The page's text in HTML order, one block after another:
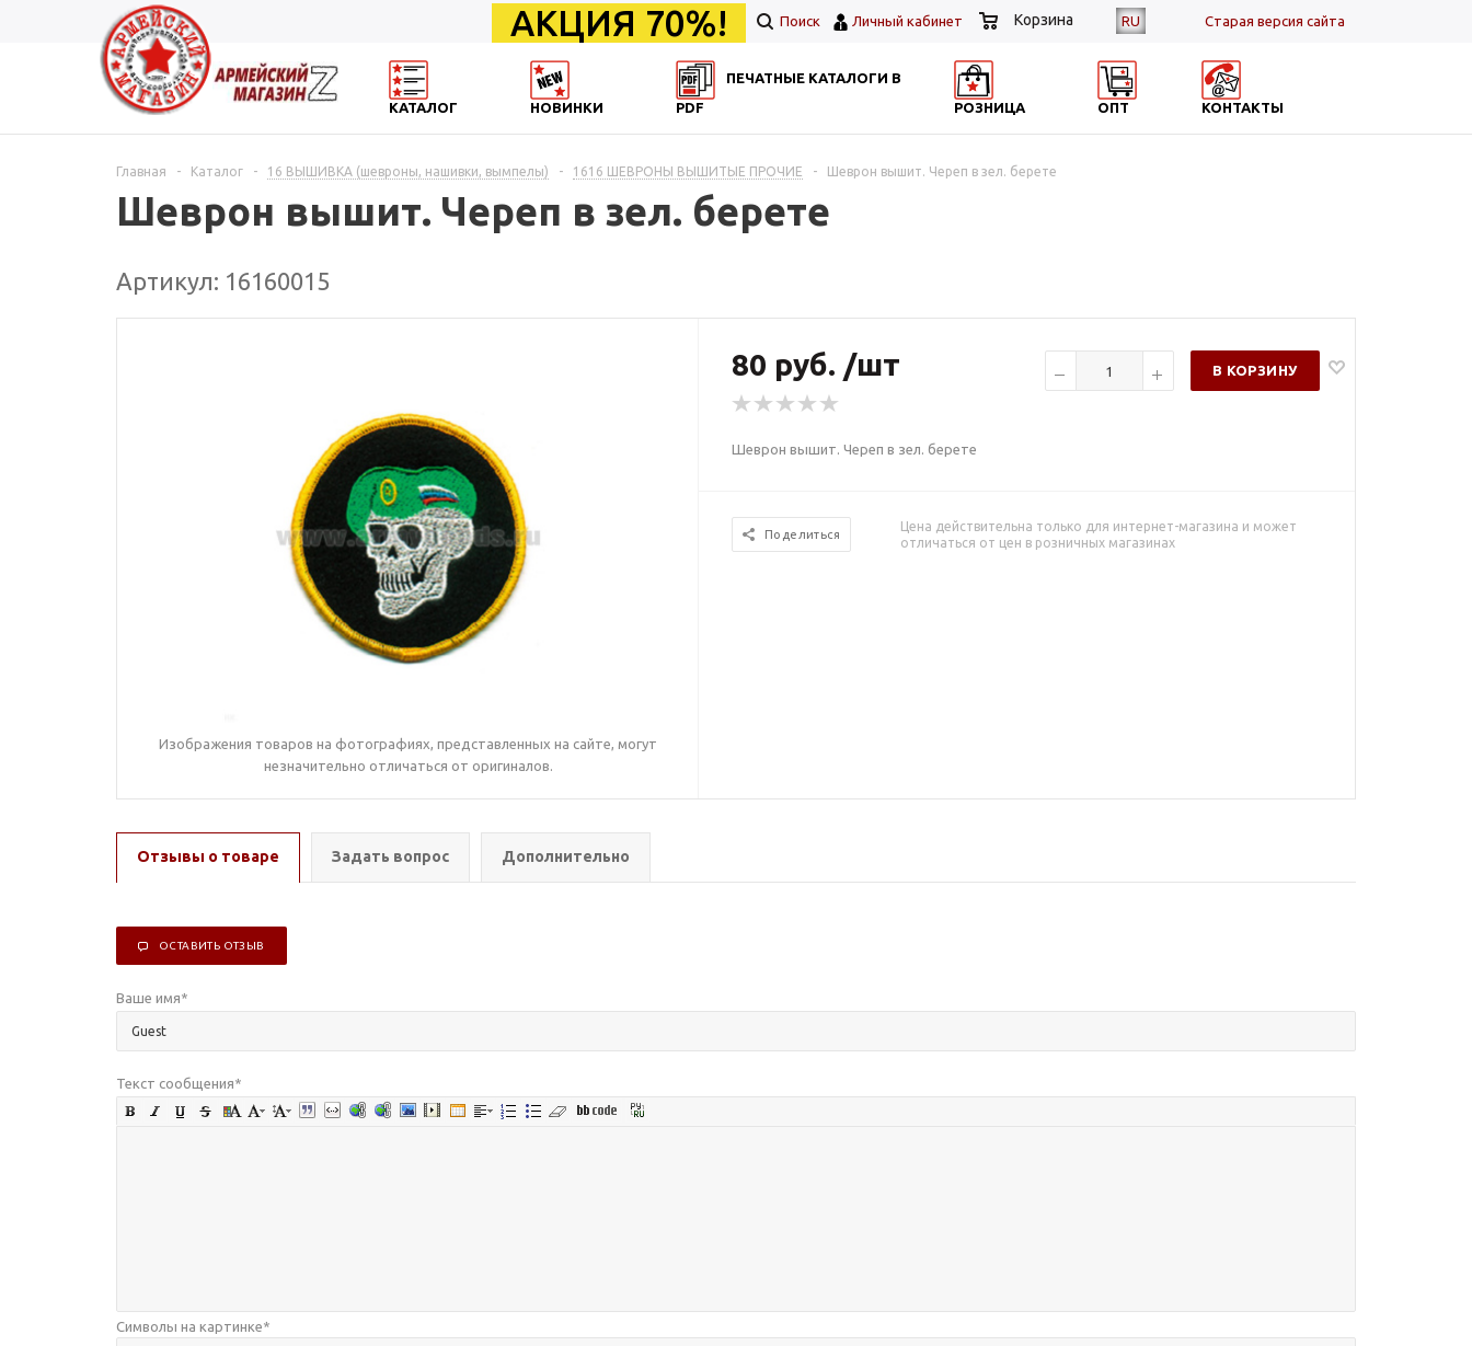
RU Cтарая версия сайта
АКЦИЯ 70%! Поиск Личный кабинет Корзина
КАТАЛОГ НОВИНКИ
ПЕЧАТНЫЕ КАТАЛОГИ В
PDF
РОЗНИЦА ОПТ КОНТАКТЫ
Главная - Каталог - 16 ВЫШИВКА (шевроны, нашивки, вымпелы) - 1616 ШЕВРОНЫ ВЫШИТЫЕ ПРОЧИЕ - Шеврон вышит. Череп в зел. берете
Шеврон вышит. Череп в зел. берете
Артикул: 16160015
Изображения товаров на фотографиях, представленных на сайте, могут
незначительно отличаться от оригиналов.
80 руб. /шт В КОРЗИНУ
Шеврон вышит. Череп в зел. берете
Поделиться
Цена действительна только для интернет-магазина и может
отличаться от цен в розничных магазинах
Отзывы о товаре Задать вопрос Дополнительно
ОСТАВИТЬ ОТЗЫВ
Ваше имя*
Текст сообщения*
Символы на картинке*